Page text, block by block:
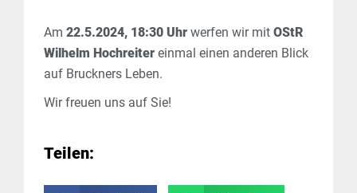
Am 22.5.2024, 18:30 Uhr werfen wir mit OStR
Wilhelm Hochreiter einmal einen anderen Blick
auf Bruckners Leben.
Wir freuen uns auf Sie!
Teilen: